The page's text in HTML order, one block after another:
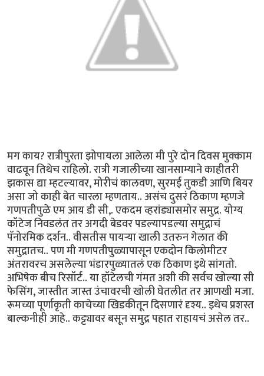
मग काय? रात्रीपुरता झोपायला आलेला मी पुरे दोन दिवस मुक्काम
वाढवून तिथेच राहिलो. रात्री गजालीच्या खानसाम्याने काहीतरी
झकास द्या म्हटल्यावर, मोरीचं कालवण, सुरमई तुकडी आणि बियर
असा जो काही बेत चारला म्हणताय.. असंच दुसरं ठिकाण म्हणजे
गणपतीपुळे एम आय डी सी,. एकदम व्हरांड्यासमोर समुद्र. योग्य
कॉटेज निवडलंत तर अगदी बेडवर पडल्यापडल्या समुद्राचं
पॅनोरमिक दर्शन.. वीसतीस पायर्‍या खाली उतरुन गेलात की
समुद्रातच.. पण मी गणपतीपुळ्यापासून एकदोन किलोमीटर
अंतरावरच असलेल्या भंडारपुळ्यातलं एक ठिकाण इथे सांगतो.
अभिषेक बीच रिसॉर्ट.. या हॉटेलची गंमत अशी की सर्वच खोल्या सी
फेसिंग, जास्तीत जास्त उंचावरची खोली घेतलीत तर आणखी मजा.
रूमच्या पूर्णाकृती काचेच्या खिडकीतून दिसणारं दृश्य.. इथेच प्रशस्त
बाल्कनीही आहे.. कट्ट्यावर बसून समुद्र पहात राहायचं असेल तर..